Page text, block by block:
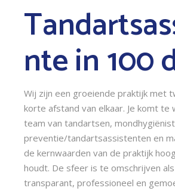
nte in 100
Wij zijn een groeiende praktijk met
korte afstand van elkaar. Je komt te
team van tandartsen,
preventie/tandartsassistenten en
de kernwaarden van de praktijk
houdt. De sfeer is te omschrijven
transparant, professioneel en